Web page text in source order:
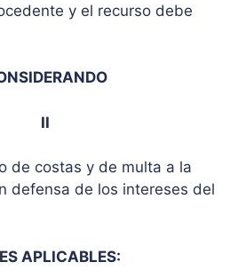
y el recurso debe
II
de costas y de multa a la
defensa de los intereses del
APLICABLES: